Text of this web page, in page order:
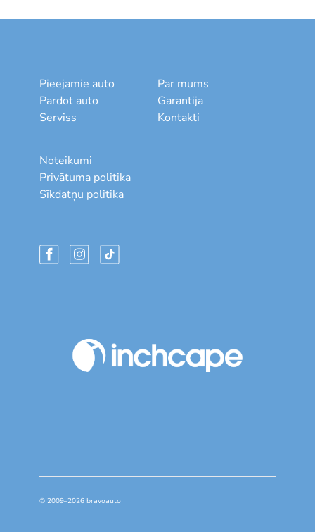
Pieejamie auto
Pārdot auto
Serviss
Par mums
Garantija
Kontakti
Noteikumi
Privātuma politika
Sīkdatņu politika
© 2009–2026 bravoauto